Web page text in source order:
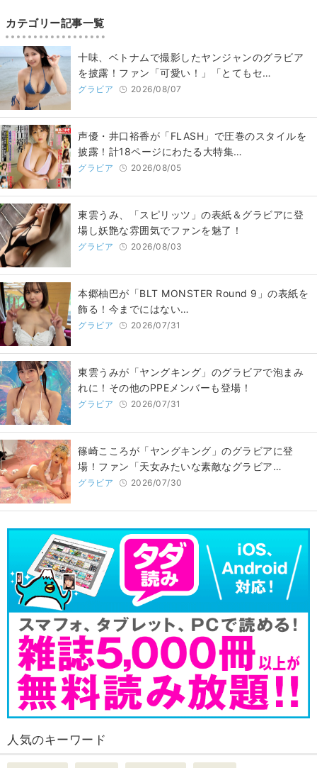
カテゴリー記事一覧
十味、ベトナムで撮影したヤンジャンのグラビア
を披露！ファン「可愛い！」「とてもセ…
グラビア 2026/08/07
声優・井口裕香が「FLASH」で圧巻のスタイルを
披露！計18ページにわたる大特集…
グラビア 2026/08/05
東雲うみ、「スピリッツ」の表紙＆グラビアに登
場し妖艶な雰囲気でファンを魅了！
グラビア 2026/08/03
本郷柚巴が「BLT MONSTER Round 9」の表紙を
飾る！今までにはない…
グラビア 2026/07/31
東雲うみが「ヤングキング」のグラビアで泡まみ
れに！その他のPPEメンバーも登場！
グラビア 2026/07/31
篠崎こころが「ヤングキング」のグラビアに登
場！ファン「天女みたいな素敵なグラビア…
グラビア 2026/07/30
人気のキーワード